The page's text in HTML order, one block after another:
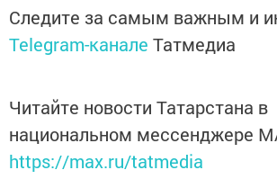
Следите за самым важным и
Telegram-канале Татмедиа
Читайте новости Татарстана в
национальном мессенджере
https://max.ru/tatmedia